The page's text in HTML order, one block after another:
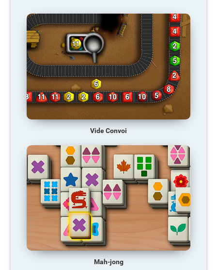
Vide Convoi
Mah-jong